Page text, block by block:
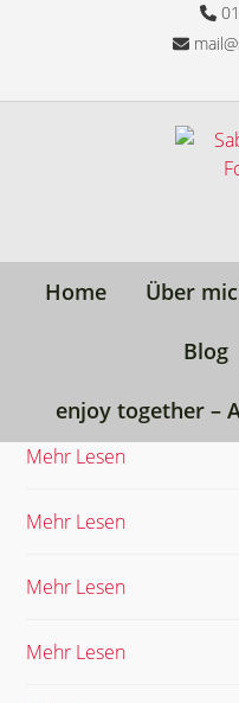
Home Über
Blog
enjoy together –
Mehr Lesen
Mehr Lesen
Mehr Lesen
Mehr Lesen